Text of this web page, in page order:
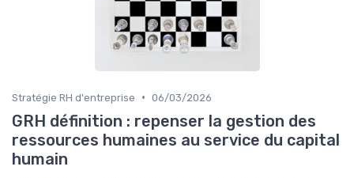
Stratégie RH d'entreprise • 06/03/2026
GRH définition : repenser la gestion des
ressources humaines au service du capital
humain